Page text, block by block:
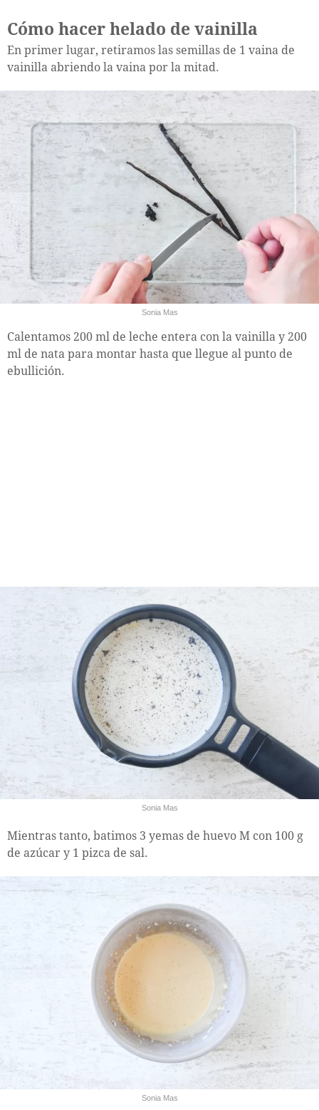
Cómo hacer helado de vainilla
En primer lugar, retiramos las semillas de 1 vaina de
vainilla abriendo la vaina por la mitad.
Sonia Mas
Calentamos 200 ml de leche entera con la vainilla y 200
ml de nata para montar hasta que llegue al punto de
ebullición.
Sonia Mas
Mientras tanto, batimos 3 yemas de huevo M con 100 g
de azúcar y 1 pizca de sal.
Sonia Mas